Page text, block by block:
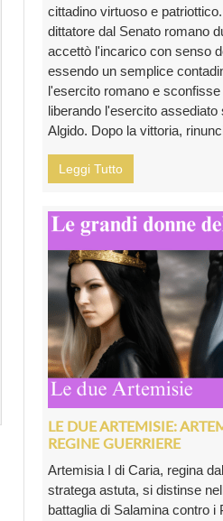
cittadino virtuoso e
dittatore dal Senato romano
accettò l'incarico con senso
essendo un semplice
l'esercito romano e sconfisse
liberando l'esercito assediato
Algido. Dopo la vittoria,
Leggi Tutto
LE DUE ARTEMISIE:
REGINE GUERRIERE
Artemisia I di Caria, regina
stratega astuta, si distinse
battaglia di Salamina contro i